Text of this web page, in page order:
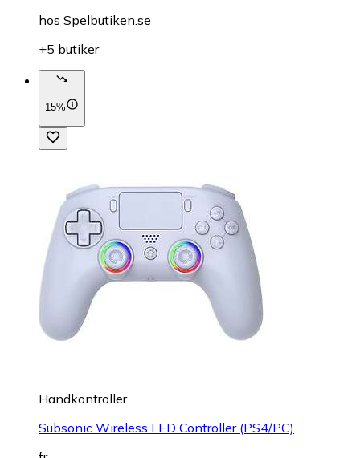
hos Spelbutiken.se
+5 butiker
15%
Handkontroller
Subsonic Wireless LED Controller (PS4/PC)